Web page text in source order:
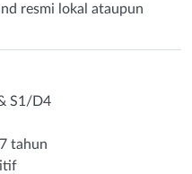
resmi lokal ataupun
S1/D4
tahun